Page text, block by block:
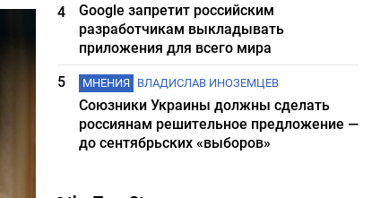
4
Google запретит российским
разработчикам выкладывать
приложения для всего мира
5
МНЕНИЯ ВЛАДИСЛАВ ИНОЗЕМЦЕВ
Союзники Украины должны сделать
россиянам решительное предложение —
до сентябрьских «выборов»